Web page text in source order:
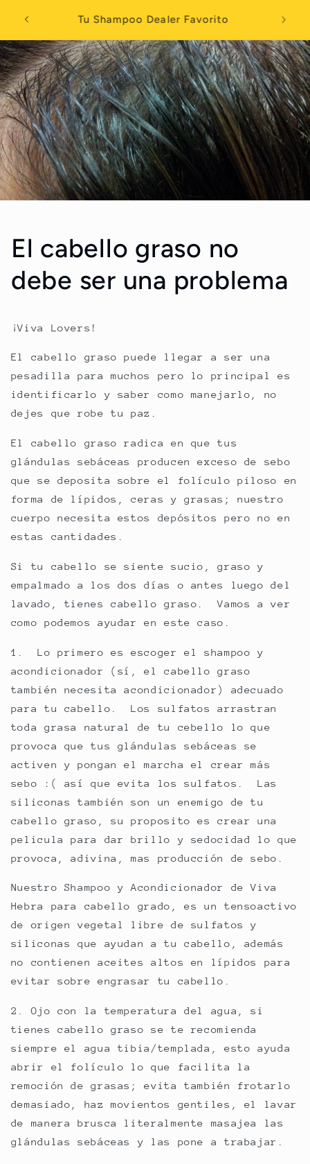
content
Compra dos mascarillas capilares y obten
$5 descuento automatico en el carrito
El cabello graso no
debe ser una problema
¡Viva Lovers!
El cabello graso puede llegar a ser una
pesadilla para muchos pero lo principal es
identificarlo y saber como manejarlo, no
dejes que robe tu paz.
El cabello graso radica en que tus
glándulas sebáceas producen exceso de sebo
que se deposita sobre el folículo piloso en
forma de lípidos, ceras y grasas; nuestro
cuerpo necesita estos depósitos pero no en
estas cantidades.
Si tu cabello se siente sucio, graso y
empalmado a los dos días o antes luego del
lavado, tienes cabello graso. Vamos a ver
como podemos ayudar en este caso.
1. Lo primero es escoger el shampoo y
acondicionador (sí, el cabello graso
también necesita acondicionador) adecuado
para tu cabello. Los sulfatos arrastran
toda grasa natural de tu cebello lo que
provoca que tus glándulas sebáceas se
activen y pongan el marcha el crear más
sebo :( así que evita los sulfatos. Las
siliconas también son un enemigo de tu
cabello graso, su proposito es crear una
pelicula para dar brillo y sedocidad lo que
provoca, adivina, mas producción de sebo.
Nuestro Shampoo y Acondicionador de Viva
Hebra para cabello grado, es un tensoactivo
de origen vegetal libre de sulfatos y
siliconas que ayudan a tu cabello, además
no contienen aceites altos en lípidos para
evitar sobre engrasar tu cabello.
2. Ojo con la temperatura del agua, si
tienes cabello graso se te recomienda
siempre el agua tibia/templada, esto ayuda
abrir el folículo lo que facilita la
remoción de grasas; evita también frotarlo
demasiado, haz movientos gentiles, el lavar
de manera brusca literalmente masajea las
glándulas sebáceas y las pone a trabajar.